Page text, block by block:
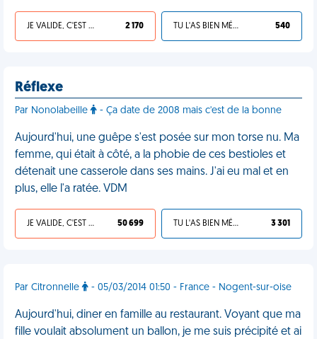
JE VALIDE, C'EST UNE VDM 2 170 TU L'AS BIEN MÉRITÉ 540
Réflexe
Par Nonolabeille - Ça date de 2008 mais c'est de la bonne
Aujourd'hui, une guêpe s'est posée sur mon torse nu. Ma
femme, qui était à côté, a la phobie de ces bestioles et
détenait une casserole dans ses mains. J'ai eu mal et en
plus, elle l'a ratée. VDM
JE VALIDE, C'EST UNE VDM 50 699 TU L'AS BIEN MÉRITÉ 3 301
Par Citronnelle - 05/03/2014 01:50 - France - Nogent-sur-oise
Aujourd'hui, diner en famille au restaurant. Voyant que ma
fille voulait absolument un ballon, je me suis précipité et ai